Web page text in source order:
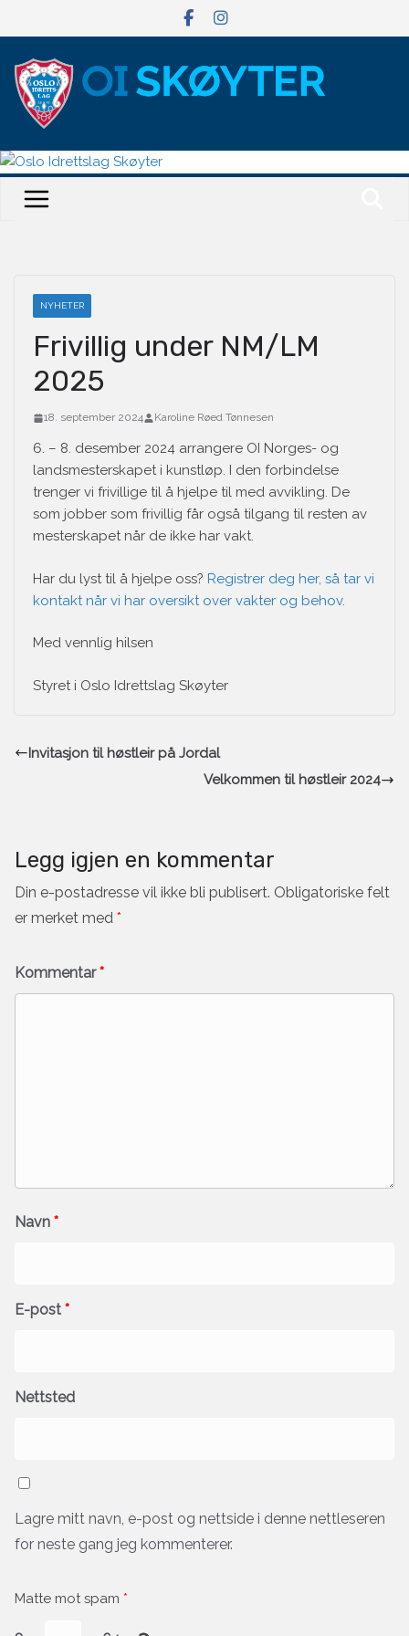
NYHETER
Frivillig under NM/LM
2025
18. september 2024 Karoline Røed Tønnesen
6. – 8. desember 2024 arrangere OI Norges- og
landsmesterskapet i kunstløp. I den forbindelse
trenger vi frivillige til å hjelpe til med avvikling. De
som jobber som frivillig får også tilgang til resten av
mesterskapet når de ikke har vakt.
Har du lyst til å hjelpe oss? Registrer deg her, så tar vi
kontakt når vi har oversikt over vakter og behov.
Med vennlig hilsen
Styret i Oslo Idrettslag Skøyter
Invitasjon til høstleir på Jordal
Velkommen til høstleir 2024
Legg igjen en kommentar
Din e-postadresse vil ikke bli publisert. Obligatoriske felt
er merket med *
Kommentar*
Navn *
E-post *
Nettsted
Lagre mitt navn, e-post og nettside i denne nettleseren
for neste gang jeg kommenterer.
Matte mot spam *